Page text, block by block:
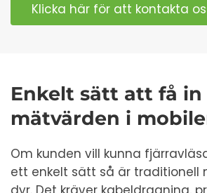
Klicka här för att kontakta
Enkelt sätt att få in
mätvärden i
Om kunden vill kunna
ett enkelt sätt så är traditionell